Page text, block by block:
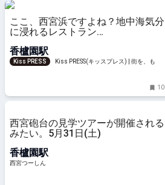
ここ、西宮浜ですよね？地中海気分
に浸れるレストラン
香櫨園駅
Kiss PRESS
Kiss PRESS(キッスプレス) | 街を、もっ
10
西宮砲台の見学ツアーが開催される
みたい。5月31日(土)
香櫨園駅
西宮つーしん